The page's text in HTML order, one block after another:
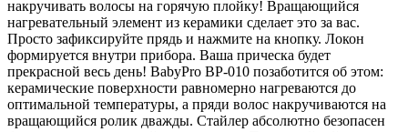
накручивать волосы на горячую плойку! Вращающийся
нагревательный элемент из керамики сделает это за вас.
Просто зафиксируйте прядь и нажмите на кнопку. Локон
формируется внутри прибора. Ваша прическа будет
прекрасной весь день! BabyPro BP-010 позаботится об этом:
керамические поверхности равномерно нагреваются до
оптимальной температуры, а пряди волос накручиваются на
вращающийся ролик дважды. Стайлер абсолютно безопасен